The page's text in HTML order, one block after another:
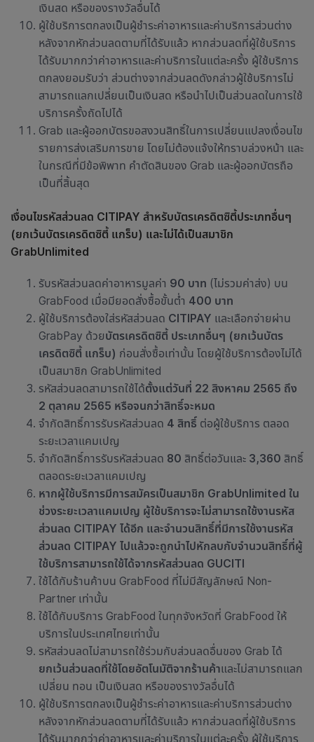
เงินสด หรือของรางวัลอื่นได้
ผู้ใช้บริการตกลงเป็นผู้ชำระค่าอาหารและค่าบริการส่วนต่าง
หลังจากหักส่วนลดตามที่ได้รับแล้ว หากส่วนลดที่ผู้ใช้บริการ
ได้รับมากกว่าค่าอาหารและค่าบริการในแต่ละครั้ง ผู้ใช้บริการ
ตกลงยอมรับว่า ส่วนต่างจากส่วนลดดังกล่าวผู้ใช้บริการไม่
สามารถแลกเปลี่ยนเป็นเงินสด หรือนำไปเป็นส่วนลดในการใช้
บริการครั้งถัดไปได้
Grab และผู้ออกบัตรขอสงวนสิทธิ์ในการเปลี่ยนแปลงเงื่อนไข
รายการส่งเสริมการขาย โดยไม่ต้องแจ้งให้ทราบล่วงหน้า และ
ในกรณีที่มีข้อพิพาท คำตัดสินของ Grab และผู้ออกบัตรถือ
เป็นที่สิ้นสุด
เงื่อนไขรหัสส่วนลด CITIPAY สำหรับบัตรเครดิตซิตี้ประเภทอื่นๆ
(ยกเว้นบัตรเครดิตซิตี้ แกร็บ) และไม่ได้เป็นสมาชิก
GrabUnlimited
รับรหัสส่วนลดค่าอาหารมูลค่า 90 บาท (ไม่รวมค่าส่ง) บน
GrabFood เมื่อมียอดสั่งซื้อขั้นต่ำ 400 บาท
ผู้ใช้บริการต้องใส่รหัสส่วนลด CITIPAY และเลือกจ่ายผ่าน
GrabPay ด้วยบัตรเครดิตซิตี้ ประเภทอื่นๆ (ยกเว้นบัตร
เครดิตซิตี้ แกร็บ) ก่อนสั่งซื้อเท่านั้น โดยผู้ใช้บริการต้องไม่ได้
เป็นสมาชิก GrabUnlimited
รหัสส่วนลดสามารถใช้ได้ตั้งแต่วันที่ 22 สิงหาคม 2565 ถึง
2 ตุลาคม 2565 หรือจนกว่าสิทธิ์จะหมด
จำกัดสิทธิ์การรับรหัสส่วนลด 4 สิทธิ์ ต่อผู้ใช้บริการ ตลอด
ระยะเวลาแคมเปญ
จำกัดสิทธิ์การรับรหัสส่วนลด 80 สิทธิ์ต่อวันและ 3,360 สิทธิ์
ตลอดระยะเวลาแคมเปญ
หากผู้ใช้บริการมีการสมัครเป็นสมาชิก GrabUnlimited ใน
ช่วงระยะเวลาแคมเปญ ผู้ใช้บริการจะไม่สามารถใช้งานรหัส
ส่วนลด CITIPAY ได้อีก และจำนวนสิทธิ์ที่มีการใช้งานรหัส
ส่วนลด CITIPAY ไปแล้วจะถูกนำไปหักลบกับจำนวนสิทธิ์ที่ผู้
ใช้บริการสามารถใช้ได้จากรหัสส่วนลด GUCITI
ใช้ได้กับร้านค้าบน GrabFood ที่ไม่มีสัญลักษณ์ Non-
Partner เท่านั้น
ใช้ได้กับบริการ GrabFood ในทุกจังหวัดที่ GrabFood ให้
บริการในประเทศไทยเท่านั้น
รหัสส่วนลดไม่สามารถใช้ร่วมกับส่วนลดอื่นของ Grab ได้
ยกเว้นส่วนลดที่ใช้โดยอัตโนมัติจากร้านค้าและไม่สามารถแลก
เปลี่ยน ทอน เป็นเงินสด หรือของรางวัลอื่นได้
ผู้ใช้บริการตกลงเป็นผู้ชำระค่าอาหารและค่าบริการส่วนต่าง
หลังจากหักส่วนลดตามที่ได้รับแล้ว หากส่วนลดที่ผู้ใช้บริการ
ได้รับมากกว่าค่าอาหารและค่าบริการในแต่ละครั้ง ผู้ใช้บริการ